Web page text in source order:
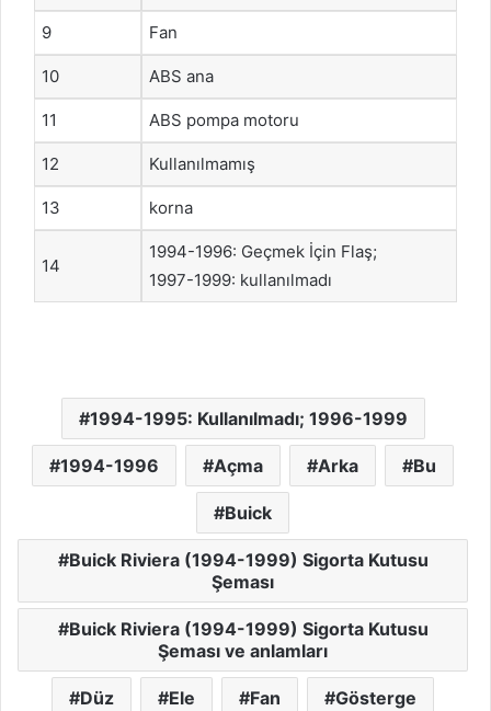
9 Fan
10 ABS ana
11 ABS pompa motoru
12 Kullanılmamış
13 korna
14
1994-1996: Geçmek İçin Flaş;
1997-1999: kullanılmadı
1994-1995: Kullanılmadı; 1996-1999
1994-1996 Açma Arka Bu
Buick
Buick Riviera (1994-1999) Sigorta Kutusu
Şeması
Buick Riviera (1994-1999) Sigorta Kutusu
Şeması ve anlamları
Düz Ele Fan Gösterge